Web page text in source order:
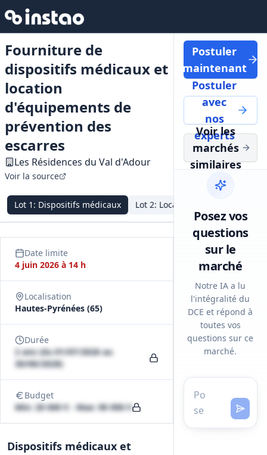
Fourniture de
dispositifs médicaux et
location
d'équipements de
prévention des
escarres
Les Résidences du Val d'Adour
Voir la source
Lot 1 : Dispositifs médicaux Lot2: Location matériel
Date limite
4 juin 2026 à 14 h
Localisation
Hautes-Pyrénées (65)
Durée
2 ans (du 01/07/2026 au
30/06/2028)
Budget
Min: 20 000 € - Max: 90 000 €
Dispositifs médicaux et
Postuler
maintenant
Postuler
avec
nos
experts
Voir les
marchés
similaires
Posez vos
questions
sur le
marché
Notre IA a lu
l'intégralité du
DCE et répond à
toutes vos
questions sur ce
marché.